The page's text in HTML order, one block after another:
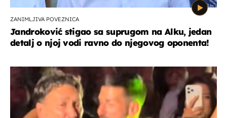
ZANIMLJIVA POVEZNICA
Jandroković stigao sa suprugom na Alku, jedan
detalj o njoj vodi ravno do njegovog oponenta!